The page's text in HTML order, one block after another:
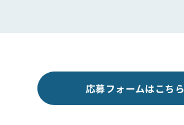
応募フォームはこちら